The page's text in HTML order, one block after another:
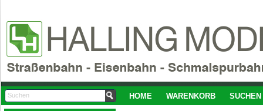
HOME WARENKORB SUCHEN